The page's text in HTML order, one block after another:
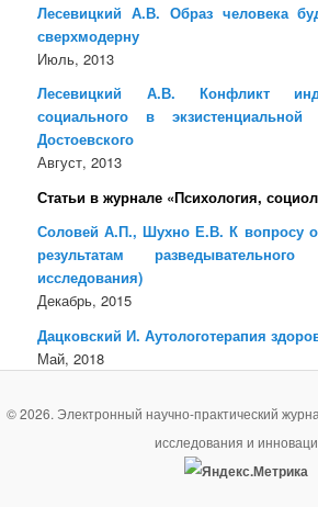
Лесевицкий А.В. Образ человека
сверхмодерну
Июль, 2013
Лесевицкий А.В. Конфликт
социального в
Достоевского
Август, 2013
Статьи в журнале «Психология,
Соловей А.П., Шухно Е.В. К вопросу
результатам разведывательного
исследования)
Декабрь, 2015
Дацковский И. Аутологотерапия
Май, 2018
© 2026. Электронный научно-практический
исследования и